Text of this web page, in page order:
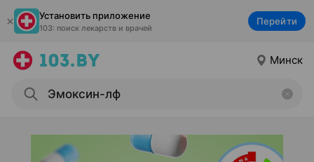
Установить приложение
103: поиск лекарств и врачей
Перейти
Минск